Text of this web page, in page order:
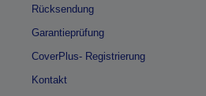
Rücksendung
Garantieprüfung
CoverPlus- Registrierung
Kontakt